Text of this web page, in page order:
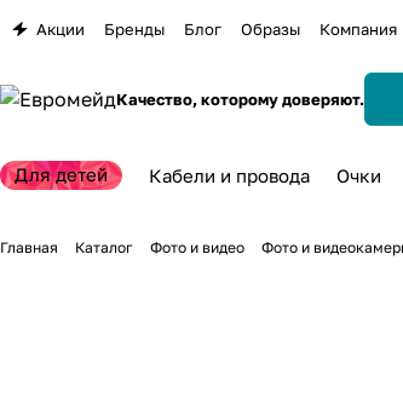
Акции Бренды Блог Образы Компания
Качество, которому доверяют.
Для детей Кабели и провода Очки
Главная Каталог Фото и видео Фото и